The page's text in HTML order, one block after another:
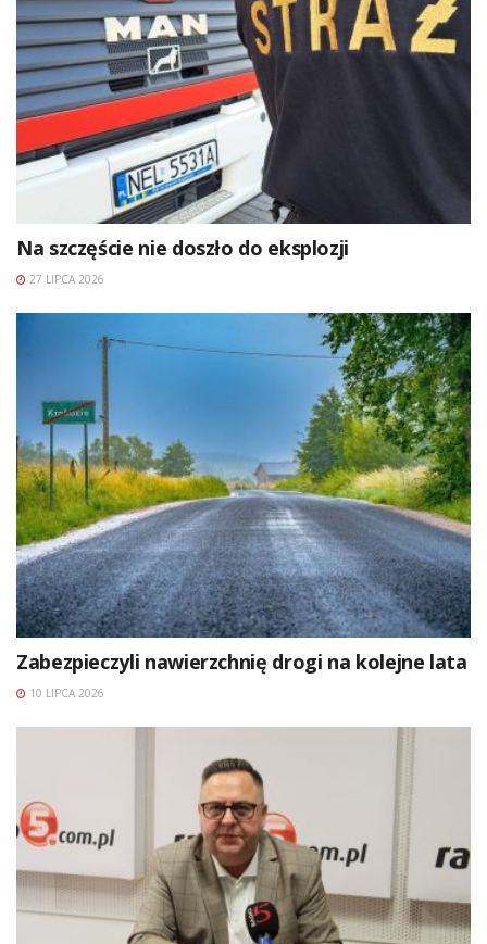
Na szczęście nie doszło do eksplozji
27 LIPCA 2026
Zabezpieczyli nawierzchnię drogi na kolejne lata
10 LIPCA 2026